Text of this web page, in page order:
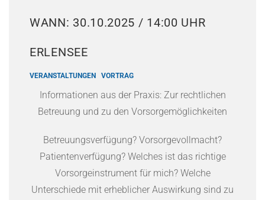
WANN: 30.10.2025 / 14:00 UHR
ERLENSEE
VERANSTALTUNGEN VORTRAG
Informationen aus der Praxis: Zur rechtlichen
Betreuung und zu den Vorsorgemöglichkeiten
Betreuungsverfügung? Vorsorgevollmacht?
Patientenverfügung? Welches ist das richtige
Vorsorgeinstrument für mich? Welche
Unterschiede mit erheblicher Auswirkung sind zu